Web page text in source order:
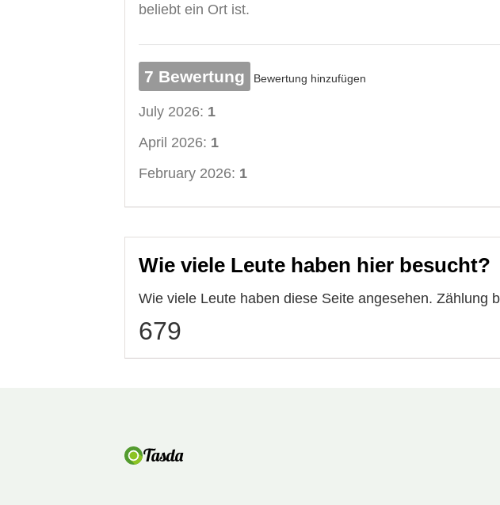
beliebt ein Ort ist.
7 Bewertung Bewertung hinzufügen
July 2026: 1
April 2026: 1
February 2026: 1
Wie viele Leute haben hier besucht?
Wie viele Leute haben diese Seite angesehen. Zählung
679